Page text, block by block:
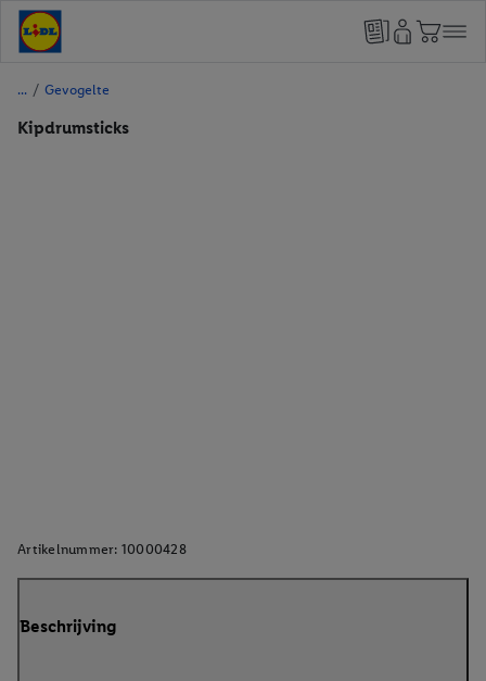
/ Gevogelte
Kipdrumsticks
Artikelnummer: 10000428
Beschrijving